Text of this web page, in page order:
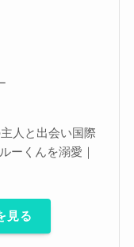
人と出会い国際
ーくんを溺愛｜
見る